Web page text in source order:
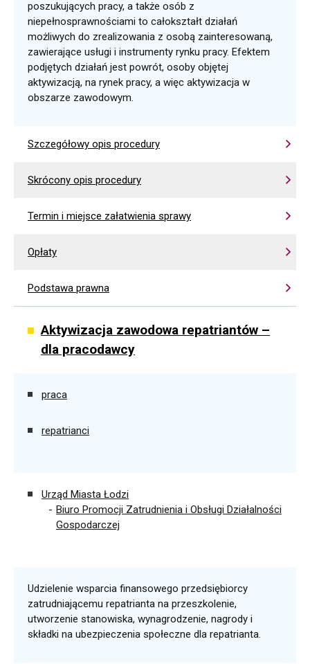
poszukujących pracy, a także osób z
niepełnosprawnościami to całokształt działań
możliwych do zrealizowania z osobą zainteresowaną,
zawierające usługi i instrumenty rynku pracy. Efektem
podjętych działań jest powrót, osoby objętej
aktywizacją, na rynek pracy, a więc aktywizacja w
obszarze zawodowym.
Szczegółowy opis procedury
Skrócony opis procedury
Termin i miejsce załatwienia sprawy
Opłaty
Podstawa prawna
Aktywizacja zawodowa repatriantów –
dla pracodawcy
praca
repatrianci
Urząd Miasta Łodzi
Biuro Promocji Zatrudnienia i Obsługi Działalności
Gospodarczej
Udzielenie wsparcia finansowego przedsiębiorcy
zatrudniającemu repatrianta na przeszkolenie,
utworzenie stanowiska, wynagrodzenie, nagrody i
składki na ubezpieczenia społeczne dla repatrianta.